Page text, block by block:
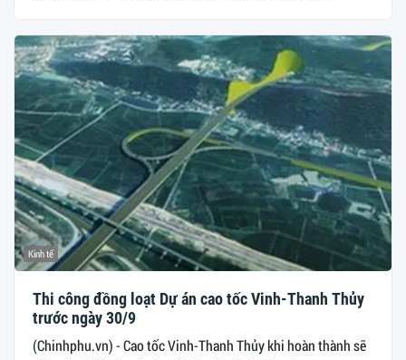
Kinh tế
Thi công đồng loạt Dự án cao tốc Vinh-Thanh Thủy
trước ngày 30/9
(Chinhphu.vn) - Cao tốc Vinh-Thanh Thủy khi hoàn thành sẽ